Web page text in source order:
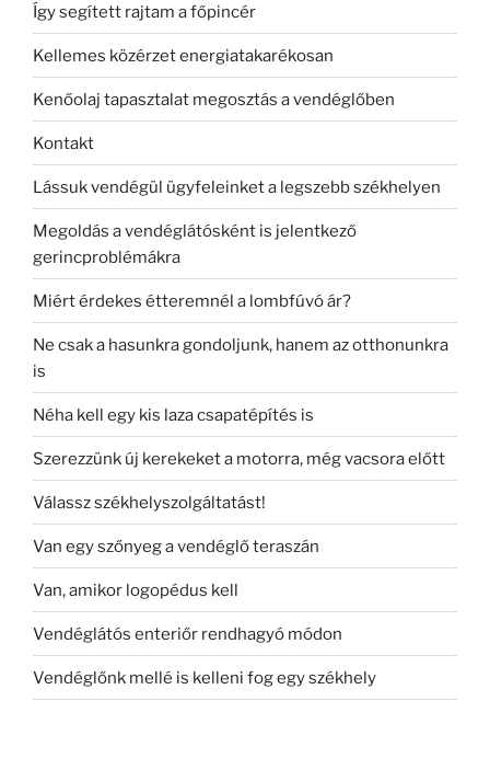
Így segített rajtam a főpincér
Kellemes közérzet energiatakarékosan
Kenőolaj tapasztalat megosztás a vendéglőben
Kontakt
Lássuk vendégül ügyfeleinket a legszebb székhelyen
Megoldás a vendéglátósként is jelentkező
gerincproblémákra
Miért érdekes étteremnél a lombfúvó ár?
Ne csak a hasunkra gondoljunk, hanem az otthonunkra
is
Néha kell egy kis laza csapatépítés is
Szerezzünk új kerekeket a motorra, még vacsora előtt
Válassz székhelyszolgáltatást!
Van egy szőnyeg a vendéglő teraszán
Van, amikor logopédus kell
Vendéglátós enteriőr rendhagyó módon
Vendéglőnk mellé is kelleni fog egy székhely